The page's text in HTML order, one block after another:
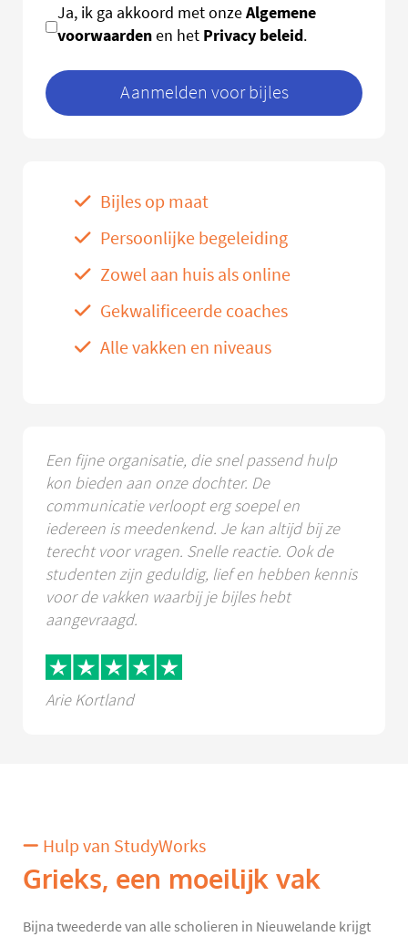
Ja, ik ga akkoord met onzeAlgemene
voorwaardenen het Privacy beleid.
Aanmelden voor bijles
Bijles op maat
Persoonlijke begeleiding
Zowel aan huis als online
Gekwalificeerde coaches
Alle vakken en niveaus
Een fijne organisatie, die snel passend hulp
kon bieden aan onze dochter. De
communicatie verloopt erg soepel en
iedereen is meedenkend. Je kan altijd bij ze
terecht voor vragen. Snelle reactie. Ook de
studenten zijn geduldig, lief en hebben kennis
voor de vakken waarbij je bijles hebt
aangevraagd.
Arie Kortland
Hulp van StudyWorks
Grieks, een moeilijk vak
Bijna tweederde van alle scholieren in Nieuwelande krijgt